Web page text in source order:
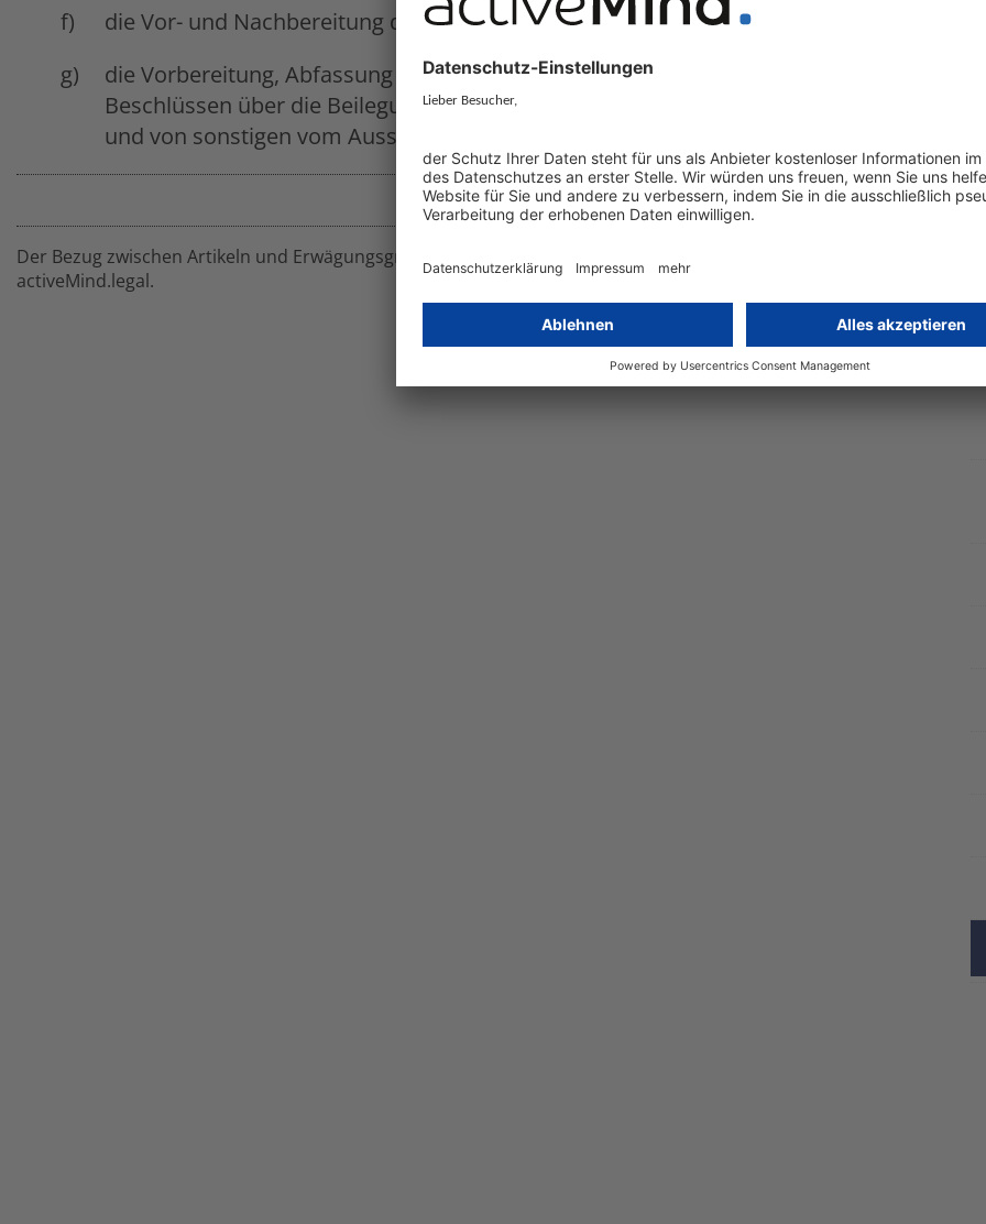
die Vor- und Nachbereitung der Sitzungen des Ausschusses,
die Vorbereitung, Abfassung und Veröffentlichung von Stellungnahmen, von
Beschlüssen über die Beilegung von Streitigkeiten zwischen Aufsichtsbehörden
und von sonstigen vom Ausschuss angenommenen Dokumenten.
Der Bezug zwischen Artikeln und Erwägungsgründen basiert auf der professionellen Einschätzung von
activeMind.legal.